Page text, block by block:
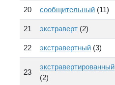
20 сообщительный (11)
21 экстраверт (2)
22 экстравертный (3)
23
экстравертированный
(2)